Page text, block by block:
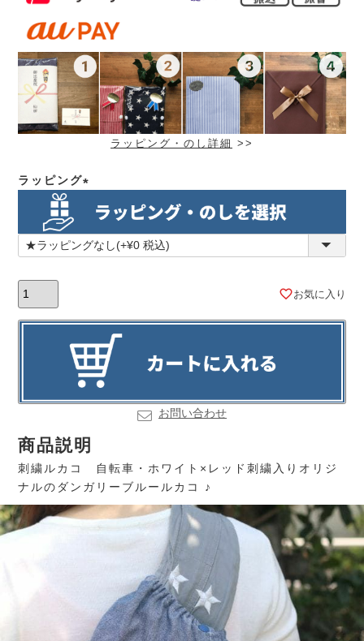
ラッピング・のし詳細 >>
ラッピング
(必
須)
お気に入り
お問い合わせ
商品説明
刺繍ルカコ 自転車・ホワイト×レッド刺繍入りオリジ
ナルのダンガリーブルールカコ ♪